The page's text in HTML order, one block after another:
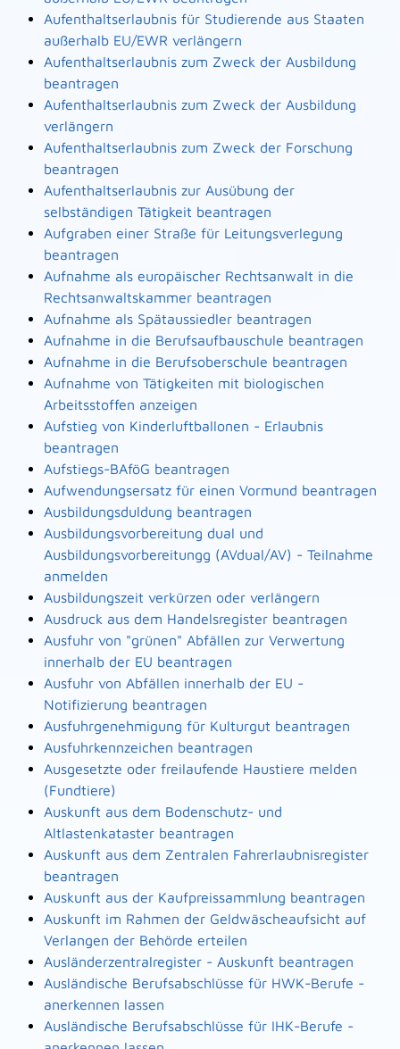
Aufenthaltserlaubnis für Studierende aus Staaten
außerhalb EU/EWR verlängern
Aufenthaltserlaubnis zum Zweck der Ausbildung
beantragen
Aufenthaltserlaubnis zum Zweck der Ausbildung
verlängern
Aufenthaltserlaubnis zum Zweck der Forschung
beantragen
Aufenthaltserlaubnis zur Ausübung der
selbständigen Tätigkeit beantragen
Aufgraben einer Straße für Leitungsverlegung
beantragen
Aufnahme als europäischer Rechtsanwalt in die
Rechtsanwaltskammer beantragen
Aufnahme als Spätaussiedler beantragen
Aufnahme in die Berufsaufbauschule beantragen
Aufnahme in die Berufsoberschule beantragen
Aufnahme von Tätigkeiten mit biologischen
Arbeitsstoffen anzeigen
Aufstieg von Kinderluftballonen - Erlaubnis
beantragen
Aufstiegs-BAföG beantragen
Aufwendungsersatz für einen Vormund beantragen
Ausbildungsduldung beantragen
Ausbildungsvorbereitung dual und
Ausbildungsvorbereitungg (AVdual/AV) - Teilnahme
anmelden
Ausbildungszeit verkürzen oder verlängern
Ausdruck aus dem Handelsregister beantragen
Ausfuhr von "grünen" Abfällen zur Verwertung
innerhalb der EU beantragen
Ausfuhr von Abfällen innerhalb der EU -
Notifizierung beantragen
Ausfuhrgenehmigung für Kulturgut beantragen
Ausfuhrkennzeichen beantragen
Ausgesetzte oder freilaufende Haustiere melden
(Fundtiere)
Auskunft aus dem Bodenschutz- und
Altlastenkataster beantragen
Auskunft aus dem Zentralen Fahrerlaubnisregister
beantragen
Auskunft aus der Kaufpreissammlung beantragen
Auskunft im Rahmen der Geldwäscheaufsicht auf
Verlangen der Behörde erteilen
Ausländerzentralregister - Auskunft beantragen
Ausländische Berufsabschlüsse für HWK-Berufe -
anerkennen lassen
Ausländische Berufsabschlüsse für IHK-Berufe -